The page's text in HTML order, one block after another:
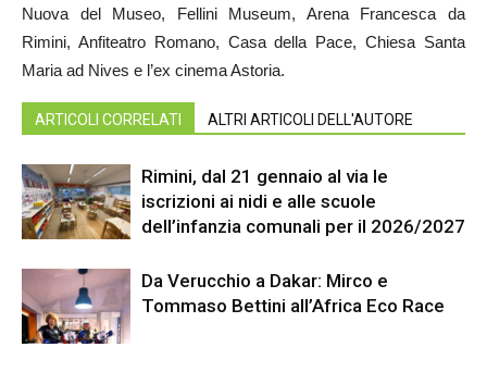
Nuova del Museo, Fellini Museum, Arena Francesca da
Rimini, Anfiteatro Romano, Casa della Pace, Chiesa Santa
Maria ad Nives e l’ex cinema Astoria.
ARTICOLI CORRELATI ALTRI ARTICOLI DELL'AUTORE
Rimini, dal 21 gennaio al via le
iscrizioni ai nidi e alle scuole
dell’infanzia comunali per il 2026/2027
Da Verucchio a Dakar: Mirco e
Tommaso Bettini all’Africa Eco Race